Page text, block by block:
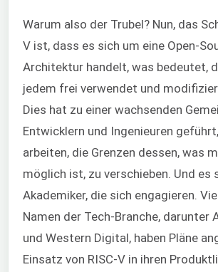
Warum also der Trubel? Nun, das
V ist, dass es sich um eine Open-
Architektur handelt, was bedeutet,
jedem frei verwendet und
Dies hat zu einer wachsenden
Entwicklern und Ingenieuren
arbeiten, die Grenzen dessen, was
möglich ist, zu verschieben. Und es
Akademiker, die sich engagieren.
Namen der Tech-Branche, darunter
und Western Digital, haben Pläne
Einsatz von RISC-V in ihren